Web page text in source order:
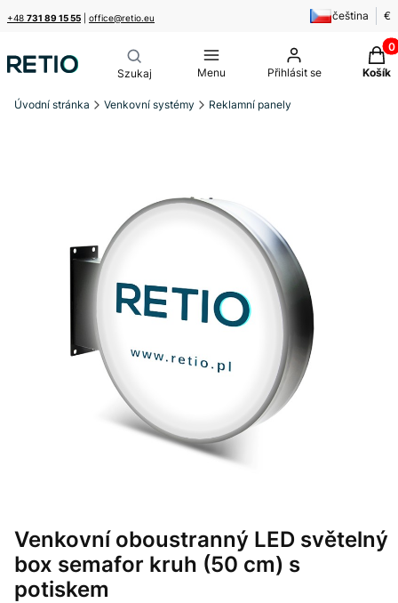
+48 731 89 15 55 office@retio.eu čeština €
Menu Přihlásit se Košík
Úvodní stránka Venkovní systémy Reklamní panely
Venkovní oboustranný LED světelný
box semafor kruh (50 cm) s
potiskem